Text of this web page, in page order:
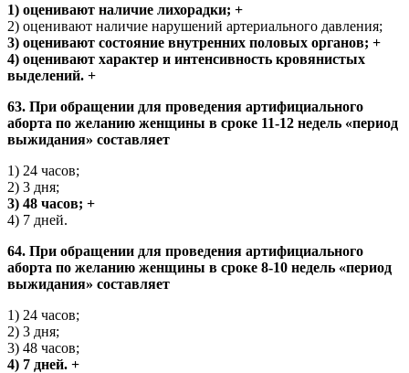
1) оценивают наличие лихорадки; +
2) оценивают наличие нарушений артериального давления;
3) оценивают состояние внутренних половых органов; +
4) оценивают характер и интенсивность кровянистых
выделений. +
63. При обращении для проведения артифициального
аборта по желанию женщины в сроке 11-12 недель «период
выжидания» составляет
1) 24 часов;
2) 3 дня;
3) 48 часов; +
4) 7 дней.
64. При обращении для проведения артифициального
аборта по желанию женщины в сроке 8-10 недель «период
выжидания» составляет
1) 24 часов;
2) 3 дня;
3) 48 часов;
4) 7 дней. +